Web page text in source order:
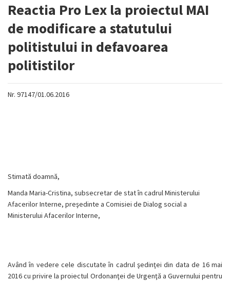
Reactia Pro Lex la proiectul MAI
de modificare a statutului
politistului in defavoarea
politistilor
Nr. 97147/01.06.2016
Stimată doamnă,
Manda Maria-Cristina, subsecretar de stat în cadrul Ministerului
Afacerilor Interne, preşedinte a Comisiei de Dialog social a
Ministerului Afacerilor Interne,
Având în vedere cele discutate în cadrul şedinţei din data de 16 mai
2016 cu privire la proiectul Ordonanţei de Urgenţă a Guvernului pentru